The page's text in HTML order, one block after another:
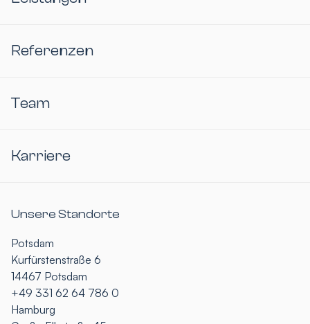
Referenzen
Team
Karriere
Unsere Standorte
Potsdam
Kurfürstenstraße 6
14467 Potsdam
+49 331 62 64 786 0
Hamburg